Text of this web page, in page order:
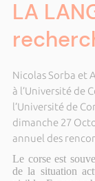
LA
Nicolas Sorba et
à l’Université de
l’Université de
dimanche 27
annuel des
Le corse est
de la situation